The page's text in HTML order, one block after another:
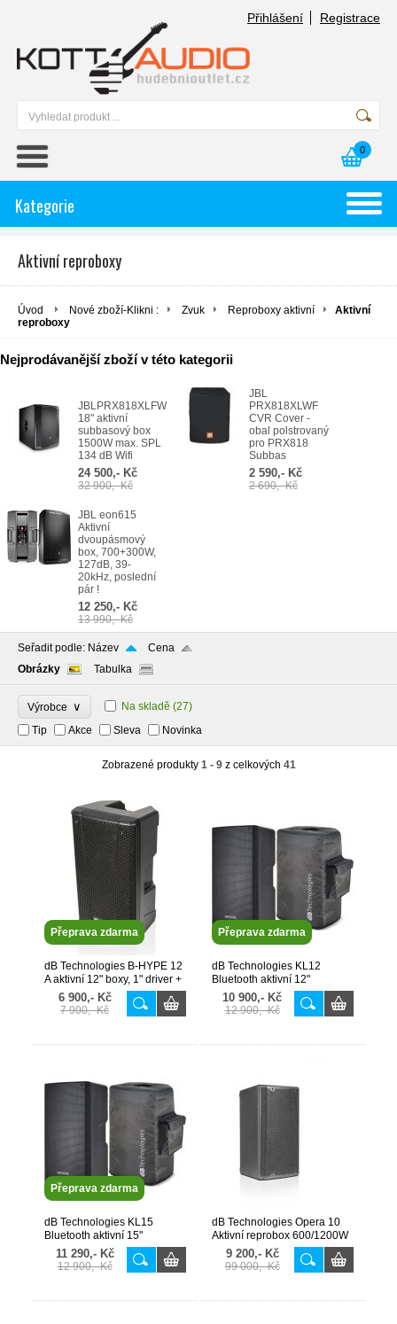
Přihlášení Registrace
0
Kategorie
Aktivní reproboxy
Úvod Nové zboží-Klikni : Zvuk Reproboxy aktivní
Aktivní
reproboxy
Nejprodávanější zboží v této kategorii
JBLPRX818XLFW
18" aktivní
subbasový box
1500W max. SPL
134 dB Wifi
24 500,- Kč
32 900,- Kč
JBL
PRX818XLWF
CVR Cover -
obal polstrovaný
pro PRX818
Subbas
2 590,- Kč
2 690,- Kč
JBL eon615
Aktivní
dvoupásmový
box, 700+300W,
127dB, 39-
20kHz, poslední
pár !
12 250,- Kč
13 990,- Kč
Seřadit podle: Název
Cena
Obrázky
Tabulka
Výrobce ∨ Na skladě (27)
Tip
Akce Sleva Novinka
Zobrazené produkty 1 - 9z celkových 41
Přeprava zdarma
dB Technologies B-HYPE 12
A aktivní 12" boxy, 1" driver +
přebaly v ceně
6 900,- Kč
7 900,- Kč
Přeprava zdarma
dB Technologies KL12
Bluetooth aktivní 12"
reprobox 800W NEW 2025!
AKCE copy
10 900,- Kč
12 900,- Kč
Přeprava zdarma
dB Technologies KL15
Bluetooth aktivní 15"
reprobox 800W NEW 2025!
AKCE
11 290,- Kč
12 900,- Kč
dB Technologies Opera 10
Aktivní reprobox 600/1200W
128dB , 58-20000Hz
9 200,- Kč
99 000,- Kč